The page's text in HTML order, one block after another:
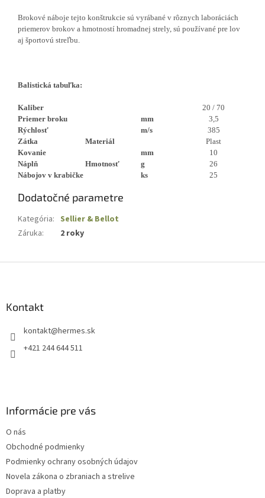
Brokové náboje tejto konštrukcie sú vyrábané v rôznych laboráciách
priemerov brokov a hmotností hromadnej strely, sú používané pre lov
aj športovú streľbu.
Balistická tabuľka:
Kaliber
20 / 70
Priemer broku
mm
3,5
Rýchlosť
m/s
385
Zátka
Materiál
Plast
Kovanie
mm
10
Náplň
Hmotnosť g
26
Nábojov v krabičke
ks 25
Dodatočné parametre
Kategória: Sellier & Bellot
Záruka: 2 roky
Kontakt
kontakt@hermes.sk
+421 244 644 511
Informácie pre vás
O nás
Obchodné podmienky
Podmienky ochrany osobných údajov
Novela zákona o zbraniach a strelive
Doprava a platby